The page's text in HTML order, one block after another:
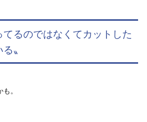
てるのではなくてカットした
〟
。